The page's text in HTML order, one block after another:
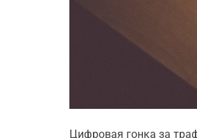
Цифровая гонка за